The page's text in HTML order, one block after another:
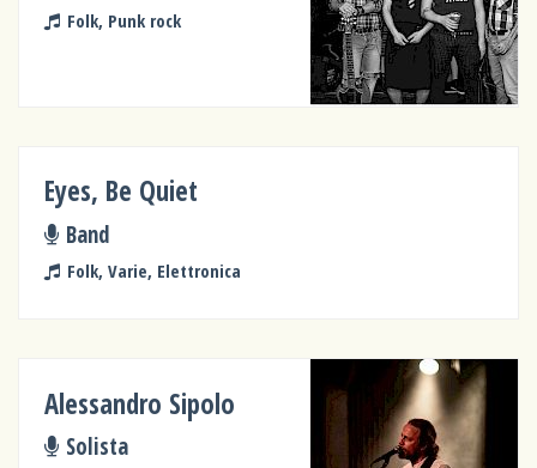
Folk, Punk rock
Eyes, Be Quiet
Band
Folk, Varie, Elettronica
Alessandro Sipolo
Solista